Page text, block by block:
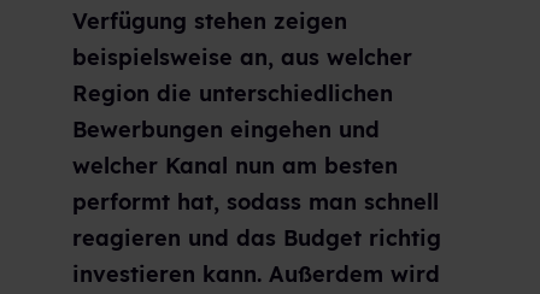
Verfügung stehen zeigen
beispielsweise an, aus welcher
Region die unterschiedlichen
Bewerbungen eingehen und
welcher Kanal nun am besten
performt hat, sodass man schnell
reagieren und das Budget richtig
investieren kann. Außerdem wird